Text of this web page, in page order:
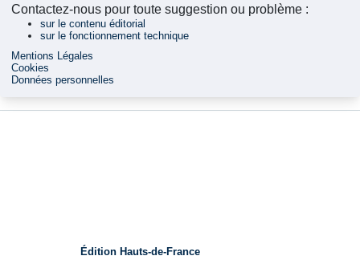
Contactez-nous pour toute suggestion ou problème :
sur le contenu éditorial
sur le fonctionnement technique
Mentions Légales
Cookies
Données personnelles
Édition Hauts-de-France